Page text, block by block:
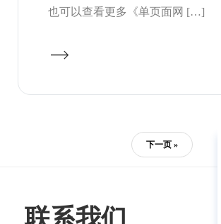
也可以查看更多《单页面网 […]
下一页 »